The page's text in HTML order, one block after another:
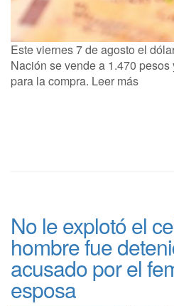
Este viernes 7 de agosto el
Nación se vende a 1.470
para la compra. Leer más
No le explotó el
hombre fue
acusado por el
esposa